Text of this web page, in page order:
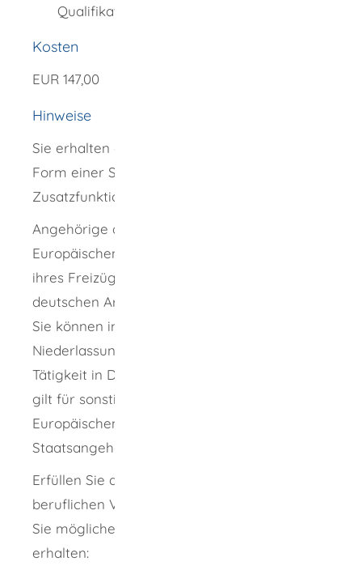
Qualifikation
Kosten
EUR 147,00
Hinweise
Sie erhalten die Niederlassungserlaubnis in
Form einer Scheckkarte mit elektronischen
Zusatzfunktionen.
Angehörige der Mitgliedstaaten der
Europäischen Union (EU) haben aufgrund
ihres Freizügigkeitsrechts Zugang zum
deutschen Arbeitsmarkt.
Sie können im Rahmen ihres
Niederlassungsrechts eine selbständige
Tätigkeit in Deutschland ausüben. Dasselbe
gilt für sonstige Angehörige des
Europäischen Wirtschaftsraums (EWR) sowie
Staatsangehörige der Schweiz.
Erfüllen Sie die wissenschaftlichen oder
beruflichen Voraussetzungen nicht, können
Sie möglicherweise folgende Aufenthaltstitel
erhalten: